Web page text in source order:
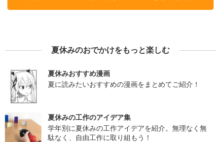
夏休みのおでかけをもっと楽しむ
夏休みおすすめ漫画
夏に読みたいおすすめの漫画をまとめてご紹介！
夏休みの工作のアイデア集
学年別に夏休みの工作アイデアを紹介。無理なく無
駄なく、自由工作に取り組もう！